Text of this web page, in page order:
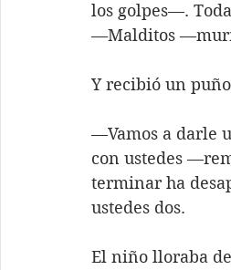
los golpes—.
—Malditos
Y recibió un
—Vamos a darle
con ustedes
terminar ha
ustedes dos.
El niño lloraba